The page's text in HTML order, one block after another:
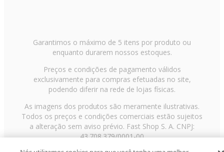
Garantimos o máximo de 5 itens por produto ou
enquanto durarem nossos estoques.
Preços e condições de pagamento válidos
exclusivamente para compras efetuadas no site,
podendo diferir na rede de lojas físicas.
As imagens dos produtos são meramente ilustrativas.
Todos os preços e condições comerciais estão sujeitos
a alteração sem aviso prévio. Fast Shop S. A. CNPJ:
43.708.379/0001-00